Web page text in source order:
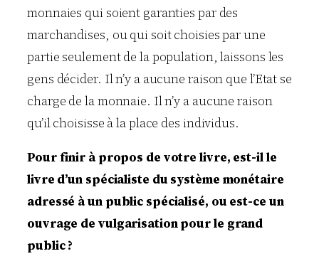
monnaies qui soient garanties par des
marchandises, ou qui soit choisies par une
partie seulement de la population, laissons les
gens décider. Il n’y a aucune raison que l’Etat se
charge de la monnaie. Il n’y a aucune raison
qu’il choisisse à la place des individus.
Pour finir à propos de votre livre, est-il le
livre d’un spécialiste du système monétaire
adressé à un public spécialisé, ou est-ce un
ouvrage de vulgarisation pour le grand
public ?